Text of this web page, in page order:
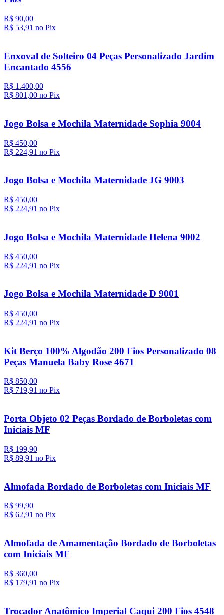
R$ 90,00
R$ 53,91 no Pix
Enxoval de Solteiro 04 Peças Personalizado Jardim
Encantado 4556
R$ 1.400,00
R$ 801,00 no Pix
Jogo Bolsa e Mochila Maternidade Sophia 9004
R$ 450,00
R$ 224,91 no Pix
Jogo Bolsa e Mochila Maternidade JG 9003
R$ 450,00
R$ 224,91 no Pix
Jogo Bolsa e Mochila Maternidade Helena 9002
R$ 450,00
R$ 224,91 no Pix
Jogo Bolsa e Mochila Maternidade D 9001
R$ 450,00
R$ 224,91 no Pix
Kit Berço 100% Algodão 200 Fios Personalizado 08
Peças Manuela Baby Rose 4671
R$ 850,00
R$ 719,91 no Pix
Porta Objeto 02 Peças Bordado de Borboletas com
Iniciais MF
R$ 199,90
R$ 89,91 no Pix
Almofada Bordado de Borboletas com Iniciais MF
R$ 99,90
R$ 62,91 no Pix
Almofada de Amamentação Bordado de Borboletas
com Iniciais MF
R$ 360,00
R$ 179,91 no Pix
Trocador Anatômico Imperial Caqui 200 Fios 4548